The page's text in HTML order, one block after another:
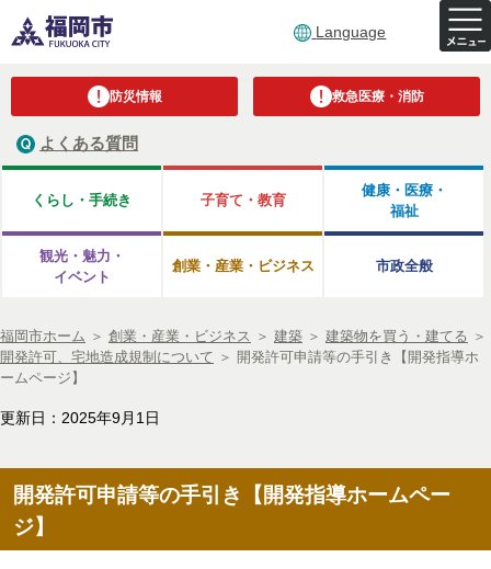
Language
防災情報 救急医療・消防
よくある質問
くらし・手続き 子育て・教育
健康・医療・
福祉
観光・魅力・
イベント
創業・産業・ビジネス 市政全般
福岡市ホーム ＞ 創業・産業・ビジネス ＞ 建築 ＞ 建築物を買う・建てる ＞
開発許可、宅地造成規制について ＞ 開発許可申請等の手引き【開発指導ホ
ームページ】
更新日：2025年9月1日
開発許可申請等の手引き【開発指導ホームペー
ジ】